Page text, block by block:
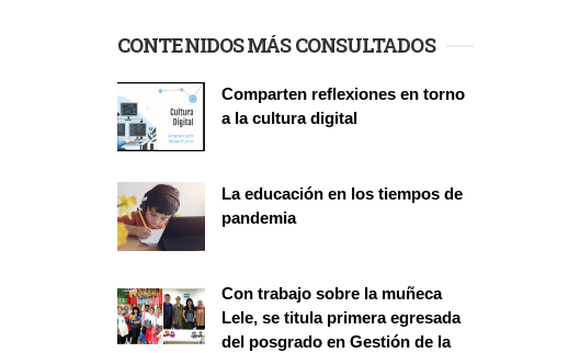
CONTENIDOS MÁS CONSULTADOS
Comparten reflexiones en torno
a la cultura digital
La educación en los tiempos de
pandemia
Con trabajo sobre la muñeca
Lele, se titula primera egresada
del posgrado en Gestión de la